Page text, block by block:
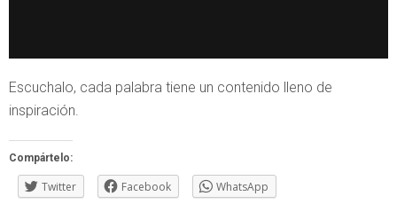
Escuchalo, cada palabra tiene un contenido lleno de
inspiración.
Compártelo:
Twitter Facebook WhatsApp